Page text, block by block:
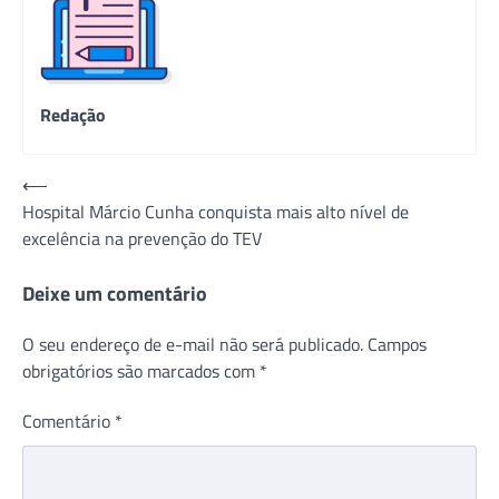
Redação
Navegação
de
Post
⟵
Hospital Márcio Cunha conquista mais alto nível de
excelência na prevenção do TEV
Deixe um comentário
O seu endereço de e-mail não será publicado. Campos
obrigatórios são marcados com *
Comentário *